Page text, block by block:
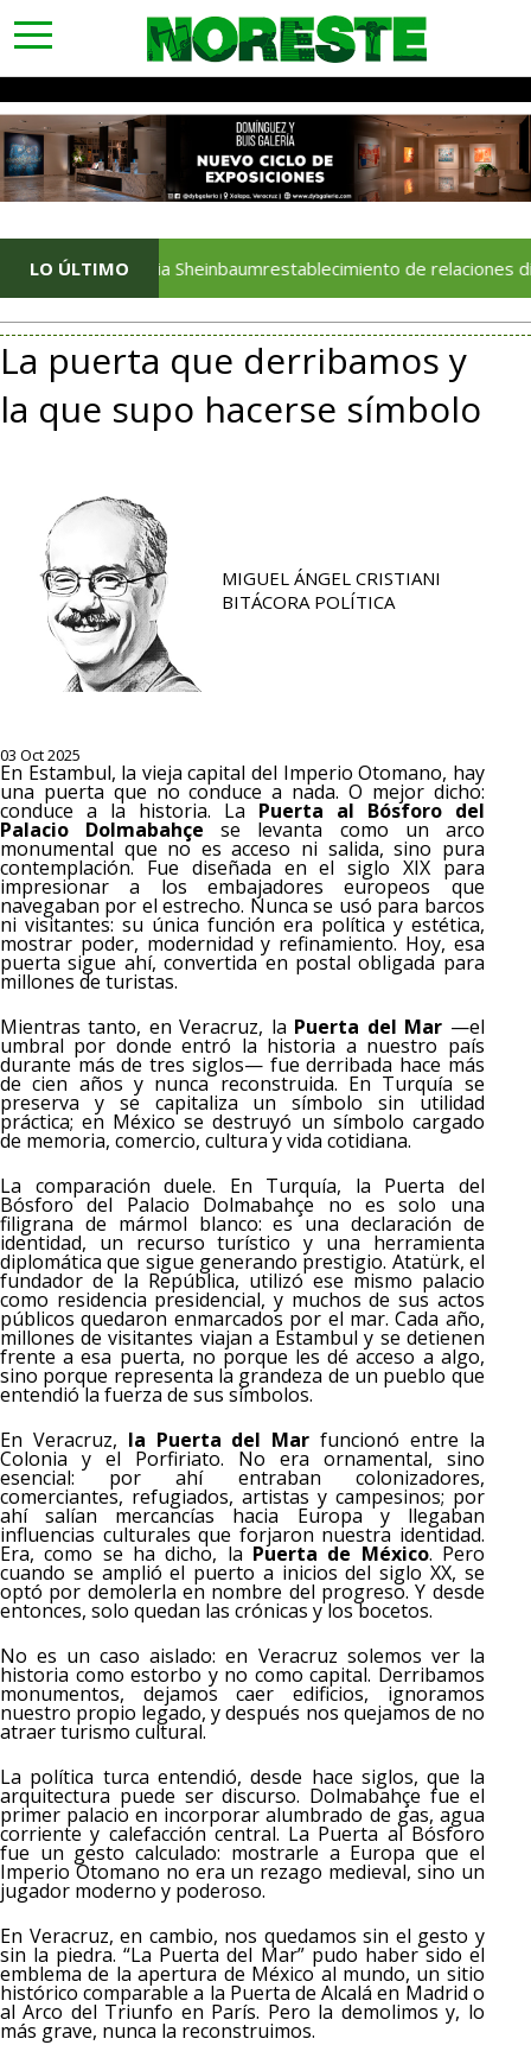
toggle
navigation
LO ÚLTIMO
Anuncia Sheinbaumrestablecimiento de relaciones
La puerta que derribamos y
la que supo hacerse símbolo
MIGUEL ÁNGEL CRISTIANI
BITÁCORA POLÍTICA
03 Oct 2025
En Estambul, la vieja capital del Imperio Otomano, hay
una puerta que no conduce a nada. O mejor dicho:
conduce a la historia. La Puerta al Bósforo del
Palacio Dolmabahçe se levanta como un arco
monumental que no es acceso ni salida, sino pura
contemplación. Fue diseñada en el siglo XIX para
impresionar a los embajadores europeos que
navegaban por el estrecho. Nunca se usó para barcos
ni visitantes: su única función era política y estética,
mostrar poder, modernidad y refinamiento. Hoy, esa
puerta sigue ahí, convertida en postal obligada para
millones de turistas.
Mientras tanto, en Veracruz, la Puerta del Mar —el
umbral por donde entró la historia a nuestro país
durante más de tres siglos— fue derribada hace más
de cien años y nunca reconstruida. En Turquía se
preserva y se capitaliza un símbolo sin utilidad
práctica; en México se destruyó un símbolo cargado
de memoria, comercio, cultura y vida cotidiana.
La comparación duele. En Turquía, la Puerta del
Bósforo del Palacio Dolmabahçe no es solo una
filigrana de mármol blanco: es una declaración de
identidad, un recurso turístico y una herramienta
diplomática que sigue generando prestigio. Atatürk, el
fundador de la República, utilizó ese mismo palacio
como residencia presidencial, y muchos de sus actos
públicos quedaron enmarcados por el mar. Cada año,
millones de visitantes viajan a Estambul y se detienen
frente a esa puerta, no porque les dé acceso a algo,
sino porque representa la grandeza de un pueblo que
entendió la fuerza de sus símbolos.
En Veracruz, la Puerta del Mar funcionó entre la
Colonia y el Porfiriato. No era ornamental, sino
esencial: por ahí entraban colonizadores,
comerciantes, refugiados, artistas y campesinos; por
ahí salían mercancías hacia Europa y llegaban
influencias culturales que forjaron nuestra identidad.
Era, como se ha dicho, la Puerta de México. Pero
cuando se amplió el puerto a inicios del siglo XX, se
optó por demolerla en nombre del progreso. Y desde
entonces, solo quedan las crónicas y los bocetos.
No es un caso aislado: en Veracruz solemos ver la
historia como estorbo y no como capital. Derribamos
monumentos, dejamos caer edificios, ignoramos
nuestro propio legado, y después nos quejamos de no
atraer turismo cultural.
La política turca entendió, desde hace siglos, que la
arquitectura puede ser discurso. Dolmabahçe fue el
primer palacio en incorporar alumbrado de gas, agua
corriente y calefacción central. La Puerta al Bósforo
fue un gesto calculado: mostrarle a Europa que el
Imperio Otomano no era un rezago medieval, sino un
jugador moderno y poderoso.
En Veracruz, en cambio, nos quedamos sin el gesto y
sin la piedra. “La Puerta del Mar” pudo haber sido el
emblema de la apertura de México al mundo, un sitio
histórico comparable a la Puerta de Alcalá en Madrid o
al Arco del Triunfo en París. Pero la demolimos y, lo
más grave, nunca la reconstruimos.